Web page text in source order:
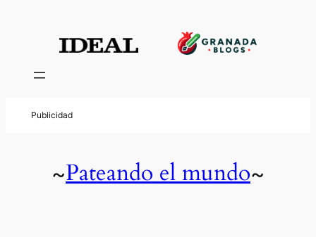
~Pateando el mundo~